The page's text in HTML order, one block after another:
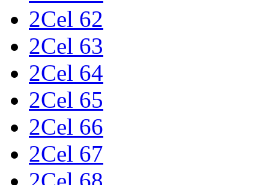
2Cel 62
2Cel 63
2Cel 64
2Cel 65
2Cel 66
2Cel 67